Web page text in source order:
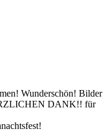
Wunderschön! Bilder
DANK!! für